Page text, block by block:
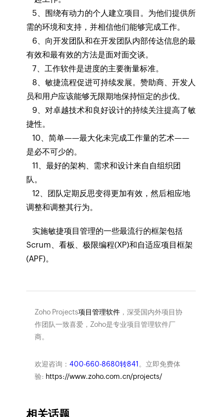
5、围绕有动力的个人建立项目。为他们提供所
需的环境和支持，并相信他们能够完成工作。
6、向开发团队和在开发团队内部传达信息的最
有效和最有效的方法是面对面交谈。
7、工作软件是进度的主要衡量标准。
8、敏捷流程促进可持续发展。赞助商、开发人
员和用户应该能够无限期地保持恒定的步伐。
9、对卓越技术和良好设计的持续关注提高了敏
捷性。
10、简单——最大化未完成工作量的艺术——
是必不可少的。
11、最好的架构、需求和设计来自自组织团
队。
12、团队定期反思变得更加有效，然后相应地
调整和调整其行为。
实施敏捷项目管理的一些最流行的框架包括
Scrum、看板、极限编程(XP)和自适应项目框架
(APF)。
Zoho Projects项目管理软件，深受国内外项目协
作团队一致喜爱，Zoho是专业项目管理软件厂
商。
欢迎咨询： 400-660-8680转841 。立即免费体
验: https://www.zoho.com.cn/projects/
相关话题